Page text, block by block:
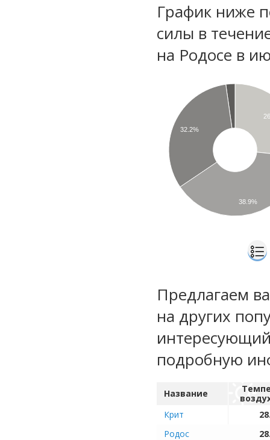
График ниже
силы в
на Родосе в
32.2%
38.9%
Предлагаем
на других
подробную
Название
Крит
Родос